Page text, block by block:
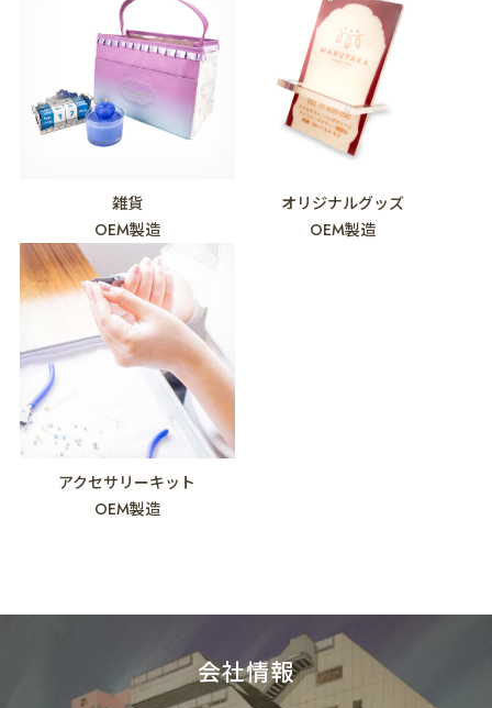
雑貨
OEM製造
オリジナルグッズ
OEM製造
アクセサリーキット
OEM製造
会社情報